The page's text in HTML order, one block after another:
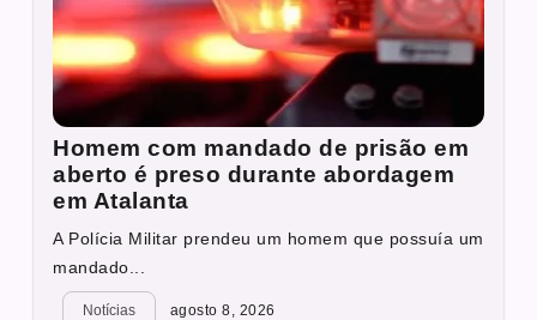
Homem com mandado de prisão em
aberto é preso durante abordagem
em Atalanta
A Polícia Militar prendeu um homem que possuía um
mandado...
Notícias agosto 8, 2026